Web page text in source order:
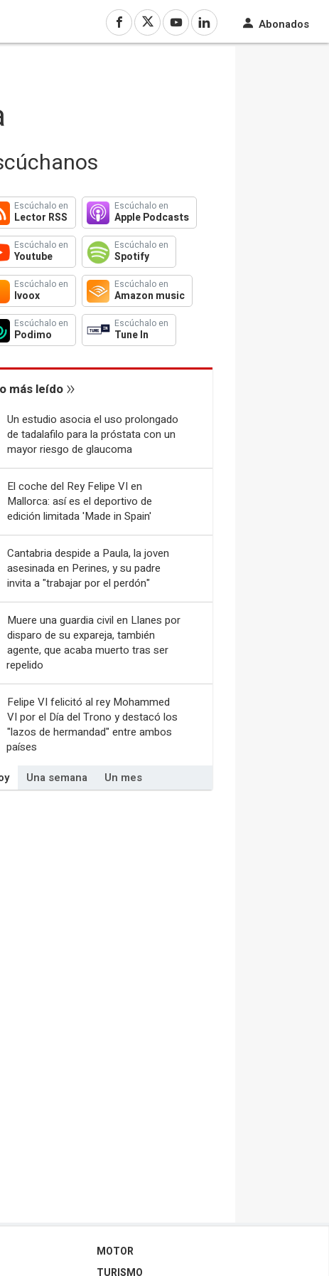
Abonados
Escúchalo en
Lector RSS
Escúchalo en
Apple Podcasts
Escúchalo en
Youtube
Escúchalo en
Spotify
Escúchalo en
Ivoox
Escúchalo en
Amazon music
Escúchalo en
Podimo
Escúchalo en
Tune In
más leído
Un estudio asocia el uso prolongado
de tadalafilo para la próstata con un
mayor riesgo de glaucoma
El coche del Rey Felipe VI en
Mallorca: así es el deportivo de
edición limitada 'Made in Spain'
Cantabria despide a Paula, la joven
asesinada en Perines, y su padre
invita a "trabajar por el perdón"
Muere una guardia civil en Llanes por
disparo de su expareja, también
agente, que acaba muerto tras ser
repelido
Felipe VI felicitó al rey Mohammed
VI por el Día del Trono y destacó los
"lazos de hermandad" entre ambos
países
Una semana Un mes
MOTOR
TURISMO